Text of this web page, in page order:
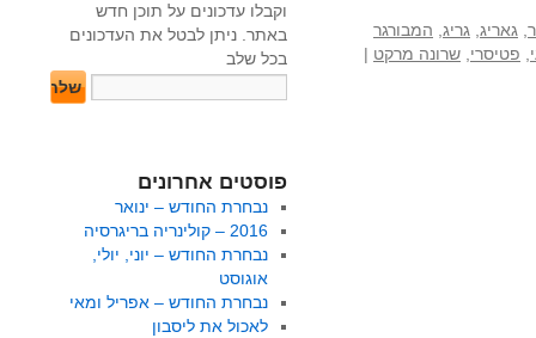
גאריג גריג המבורגר
פטיסרי שרונה מרקט |
וקבלו עדכונים על תוכן חדש
באתר. ניתן לבטל את העדכונים
בכל שלב
פוסטים אחרונים
נבחרת החודש – ינואר
2016 – קולינריה בריגרסיה
נבחרת החודש – יוני, יולי,
אוגוסט
נבחרת החודש – אפריל ומאי
לאכול את ליסבון